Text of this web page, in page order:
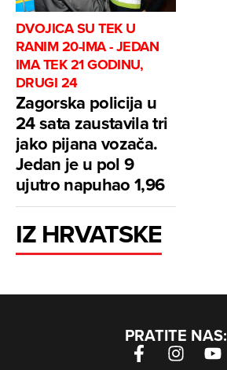
DVOJICA SU TEK U
RANIM 20-IMA - JEDAN
IMA TEK 21 GODINU,
DRUGI 24
Zagorska policija u
24 sata zaustavila tri
jako pijana vozača.
Jedan je u pol 9
ujutro napuhao 1,96
IZ HRVATSKE
PRATITE NAS: